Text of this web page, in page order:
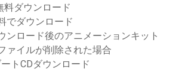
料ダウンロード
でダウンロード
ンロード後のアニメーションキット
ァイルが削除された場合
トCDダウンロード